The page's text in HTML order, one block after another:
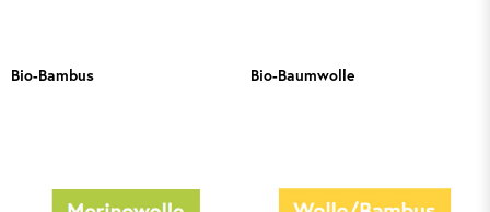
Bio-Bambus Bio-Baumwolle